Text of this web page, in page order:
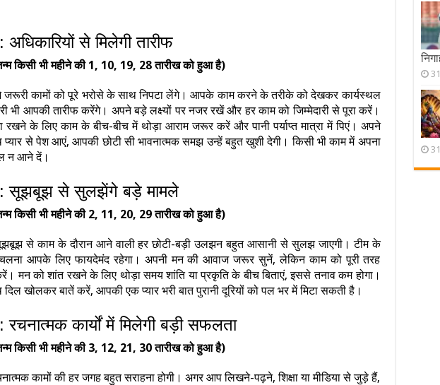
से मिलेगी तारीफ
किसी भी महीने की 1, 10, 19, 28 तारीख को हुआ है)
कामों को पूरे भरोसे के साथ निपटा लेंगे। आपके काम करने के तरीके को देखकर कार्यस्थल
भी आपकी तारीफ करेंगे। अपने बड़े लक्ष्यों पर नजर रखें और हर काम को जिम्मेदारी से पूरा करें।
के लिए काम के बीच-बीच में थोड़ा आराम जरूर करें और पानी पर्याप्त मात्रा में पिएं। अपने
प्यार से पेश आएं, आपकी छोटी सी भावनात्मक समझ उन्हें बहुत खुशी देगी। किसी भी काम में अपना
न आने दें।
सूझबूझ से सुलझेंगे बड़े मामले
किसी भी महीने की 2, 11, 20, 29 तारीख को हुआ है)
से काम के दौरान आने वाली हर छोटी-बड़ी उलझन बहुत आसानी से सुलझ जाएगी। टीम के
आपके लिए फायदेमंद रहेगा। अपनी मन की आवाज जरूर सुनें, लेकिन काम को पूरी तरह
मन को शांत रखने के लिए थोड़ा समय शांति या प्रकृति के बीच बिताएं, इससे तनाव कम होगा।
दिल खोलकर बातें करें, आपकी एक प्यार भरी बात पुरानी दूरियों को पल भर में मिटा सकती है।
कार्यों में मिलेगी बड़ी सफलता
किसी भी महीने की 3, 12, 21, 30 तारीख को हुआ है)
कामों की हर जगह बहुत सराहना होगी। अगर आप लिखने-पढ़ने, शिक्षा या मीडिया से जुड़े हैं,